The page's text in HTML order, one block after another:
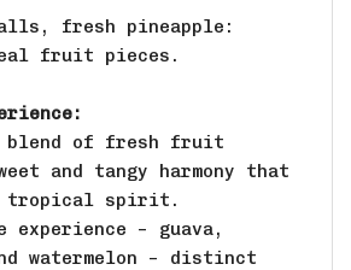
fresh pineapple:
fruit pieces.
blend of fresh fruit
and tangy harmony that
tropical spirit.
experience – guava,
watermelon – distinct